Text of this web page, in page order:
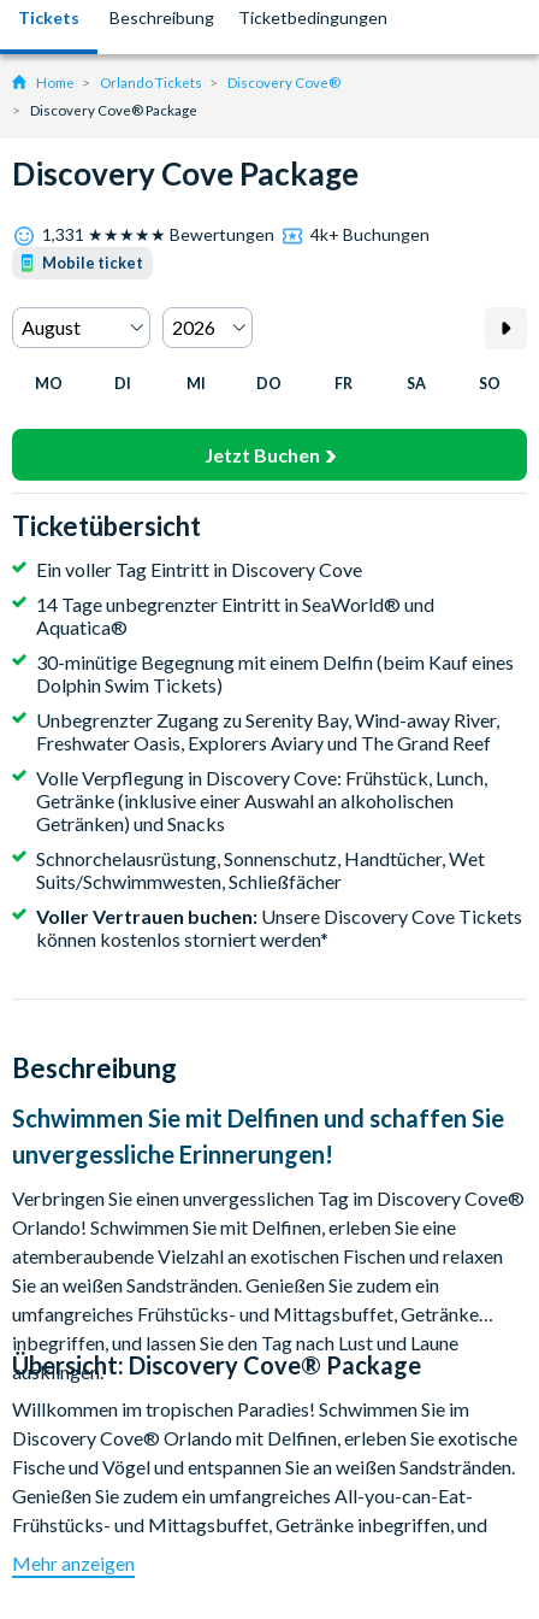
Tickets Beschreibung Ticketbedingungen
Home Orlando Tickets
Discovery Cove®
Discovery Cove® Package
Discovery Cove Package
1,331 ★★★★★ Bewertungen 4k+ Buchungen
Mobile ticket
MO DI MI DO FR SA SO
Jetzt Buchen
Ticketübersicht
Ein voller Tag Eintritt in Discovery Cove
14 Tage unbegrenzter Eintritt in SeaWorld® und
Aquatica®
30-minütige Begegnung mit einem Delfin (beim Kauf eines
Dolphin Swim Tickets)
Unbegrenzter Zugang zu Serenity Bay, Wind-away River,
Freshwater Oasis, Explorers Aviary und The Grand Reef
Volle Verpflegung in Discovery Cove: Frühstück, Lunch,
Getränke (inklusive einer Auswahl an alkoholischen
Getränken) und Snacks
Schnorchelausrüstung, Sonnenschutz, Handtücher, Wet
Suits/Schwimmwesten, Schließfächer
Voller Vertrauen buchen: Unsere Discovery Cove Tickets
können kostenlos storniert werden*
Beschreibung
Schwimmen Sie mit Delfinen und schaffen Sie
unvergessliche Erinnerungen!
Verbringen Sie einen unvergesslichen Tag im Discovery Cove®
Orlando! Schwimmen Sie mit Delfinen, erleben Sie eine
atemberaubende Vielzahl an exotischen Fischen und relaxen
Sie an weißen Sandstränden. Genießen Sie zudem ein
umfangreiches Frühstücks- und Mittagsbuffet, Getränke
inbegriffen, und lassen Sie den Tag nach Lust und Laune
ausklingen.
Übersicht: Discovery Cove® Package
Willkommen im tropischen Paradies! Schwimmen Sie im
Discovery Cove® Orlando mit Delfinen, erleben Sie exotische
Fische und Vögel und entspannen Sie an weißen Sandstränden.
Genießen Sie zudem ein umfangreiches All-you-can-Eat-
Frühstücks- und Mittagsbuffet, Getränke inbegriffen, und
lassen Sie den Tag in diesem tropischen Park nach Lust und
Laune ausklingen.
Mehr anzeigen